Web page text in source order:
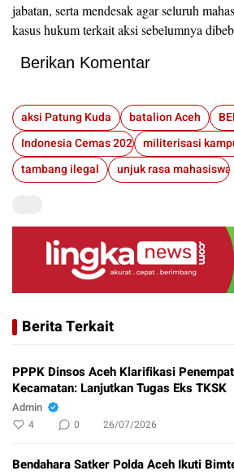
jabatan, serta mendesak agar seluruh
kasus hukum terkait aksi sebelumnya
Berikan Komentar
aksi Patung Kuda batalion Aceh
Indonesia Cemas 2025 militerisasi
tambang ilegal
unjuk rasa mahasiswa
Berita Terkait
PPPK Dinsos Aceh Klarifikasi
Kecamatan: Lanjutkan Tugas Eks TKSK
Admin
4 0 26/07/2026
Bendahara Satker Polda Aceh Ikuti